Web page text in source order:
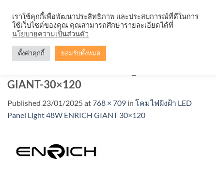
content
GIANT-30×120
Published 23/01/2025at768 × 709 in โคมไฟฝังฝ้า LED
Panel Light 48W ENRICH GIANT 30×120
เราใช้คุกกี้เพื่อพัฒนาประสิทธิภาพ และประสบการณ์ที่ดีในการ
ใช้เว็บไซต์ของคุณ คุณสามารถศึกษารายละเอียดได้ที่
นโยบายความเป็นส่วนตัว
ตั้งค่าคุกกี้ ยอมรับทั้งหมด